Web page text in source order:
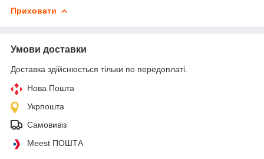
Приховати
Умови доставки
Доставка здійснюється тільки по передоплаті.
Нова Пошта
Укрпошта
Самовивіз
Meest ПОШТА